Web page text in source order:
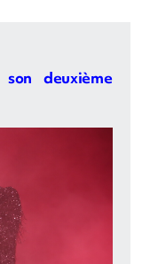
deuxième